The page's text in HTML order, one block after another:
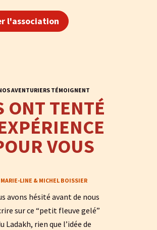
l'association
AVENTURIERS TÉMOIGNENT
ONT TENTÉ
VOUS
MARIE-LINE & MICHEL BOISSIER
avons hésité avant de nous
sur ce “petit fleuve gelé”
Ladakh, rien que l’idée de